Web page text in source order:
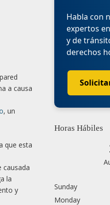
a causa
, un
que esta
causada
la
y
Habla con
expertos
y de
derechos
Horas Hábiles
Sunday
Monday